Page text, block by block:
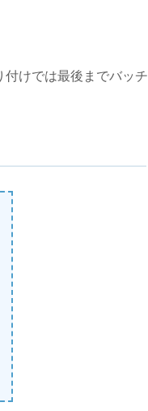
けでは最後までバッチ